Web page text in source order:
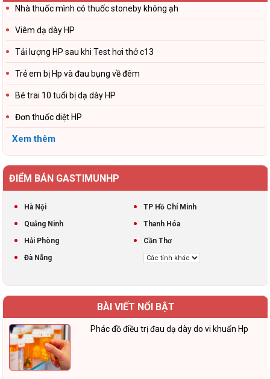
Nhà thuốc mình có thuốc stoneby không ạh
Viêm dạ dày HP
Tải lượng HP sau khi Test hơi thở c13
Trẻ em bị Hp và đau bụng về đêm
Bé trai 10 tuổi bị dạ dày HP
Đơn thuốc diệt HP
Xem thêm
ĐIỂM BÁN GASTIMUNHP
Hà Nội
TP Hồ Chí Minh
Quảng Ninh
Thanh Hóa
Hải Phòng
Cần Thơ
Đà Nẵng
BÀI VIẾT NỔI BẬT
Phác đồ điều trị đau dạ dày do vi khuẩn Hp